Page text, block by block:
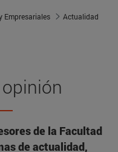
Empresariales
Actualidad
de la Facultad
de actualidad,